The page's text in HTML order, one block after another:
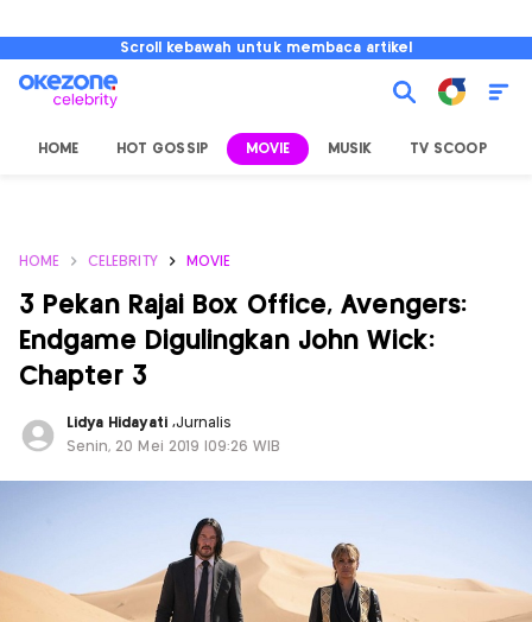
Scroll kebawah untuk membaca artikel
HOME HOT GOSSIP MOVIE MUSIK TV SCOOP
HOME CELEBRITY MOVIE
3 Pekan Rajai Box Office, Avengers:
Endgame Digulingkan John Wick:
Chapter 3
Lidya Hidayati ,Jurnalis
Senin, 20 Mei 2019 |09:26 WIB